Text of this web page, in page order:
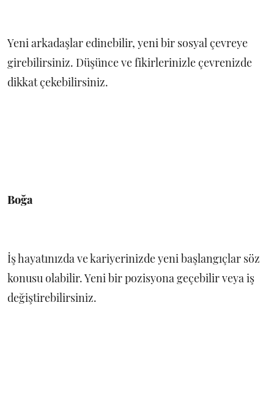
Yeni arkadaşlar edinebilir, yeni bir sosyal çevreye
girebilirsiniz. Düşünce ve fikirlerinizle çevrenizde
dikkat çekebilirsiniz.
Boğa
İş hayatınızda ve kariyerinizde yeni başlangıçlar söz
konusu olabilir. Yeni bir pozisyona geçebilir veya iş
değiştirebilirsiniz.